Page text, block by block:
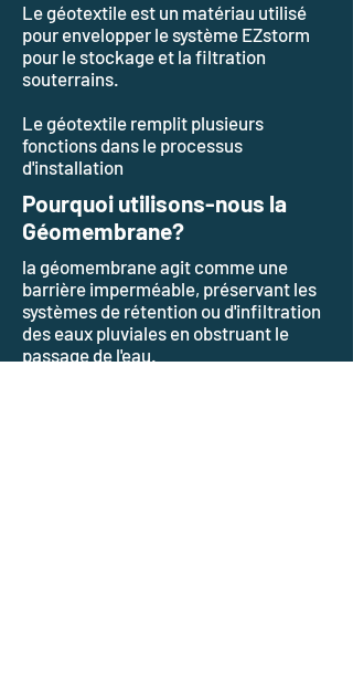
Le géotextile est un matériau utilisé
pour envelopper le système EZstorm
pour le stockage et la filtration
souterrains.
Le géotextile remplit plusieurs
fonctions dans le processus
d'installation
Pourquoi utilisons-nous la
Géomembrane?
la géomembrane agit comme une
barrière imperméable, préservant les
systèmes de rétention ou d'infiltration
des eaux pluviales en obstruant le
passage de l'eau.